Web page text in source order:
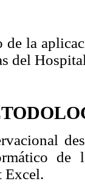
de la
del
de
Excel.